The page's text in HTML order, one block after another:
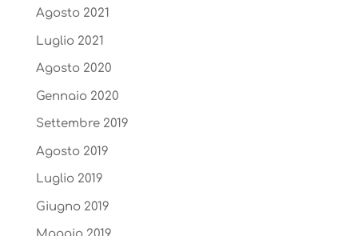
Agosto 2021
Luglio 2021
Agosto 2020
Gennaio 2020
Settembre 2019
Agosto 2019
Luglio 2019
Giugno 2019